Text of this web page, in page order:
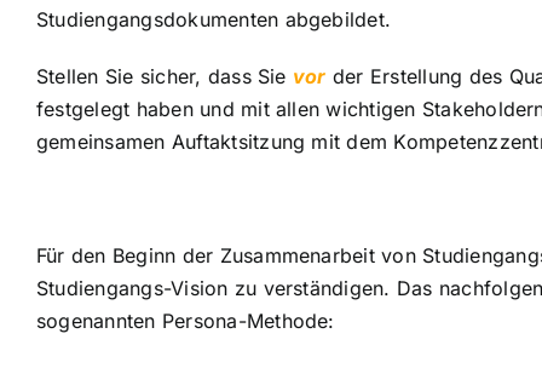
Studiengangsdokumenten abgebildet.
Stellen Sie sicher, dass Sie vor der Erstellung des
festgelegt haben und mit allen wichtigen
gemeinsamen Auftaktsitzung mit dem
Für den Beginn der Zusammenarbeit von
Studiengangs-Vision zu verständigen. Das
sogenannten Persona-Methode: